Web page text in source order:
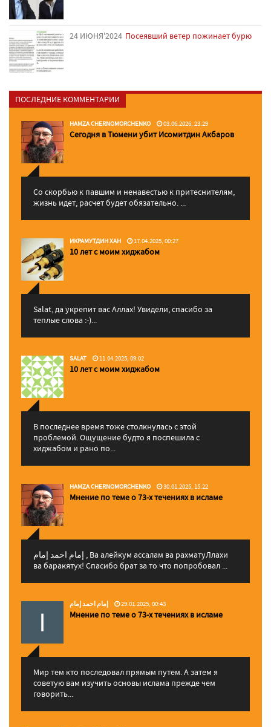
24 ИЮНЯ'2024 Посеявший ветер пожинает бурю
ПОСЛЕДНИЕ КОММЕНТАРИИ
HAMZA CHERNOMORCHENKO 03.06.2026, 23:29
Сегодня в Тюмени убит Исомитдин Акбаров
Со скорбью к павшим и ненавестью к притеснителям,
жизнь идет, расчет будет обязательно. ...
ИКРАМУТДИН ХАН 17.04.2025, 00:27
10 лет с моим хиджабом
Salat, да укрепит вас Аллаx! Увидели, спасибо за
теплые слова :-)...
SALAT 11.04.2025, 09:02
10 лет с моим хиджабом
В последнее время тоже столкнулась с этой
проблемой. Ощущение будто я поспешила с
хиджабом и рано по...
HAMZA CHERNOMORCHENKO 30.01.2025, 15:22
Мнение по теме о 73-х течениях в исламе
إمام احمد إمام , Ва алейкум ассалам ва рахматуЛлахи
ва баракятух! Спасибо брат за то что попробовал ...
إمام احمد إمام 29.01.2025, 00:43
Мнение по теме о 73-х течениях в исламе
Мир тем кто последовал прямым путем. А затем я
советую вам изучить основы ислама прежде чем
говорить...